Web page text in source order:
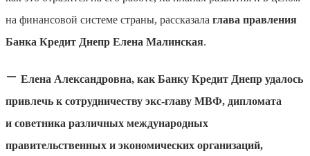
на финансовой системе страны, рассказала глава правления
Банка Кредит Днепр Елена Малинская.
— Елена Александровна, как Банку Кредит Днепр удалось
привлечь к сотрудничеству экс-главу МВФ, дипломата
и советника различных международных
правительственных и экономических организаций,